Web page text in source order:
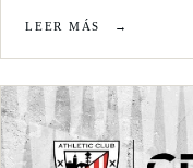
LEER MÁS →